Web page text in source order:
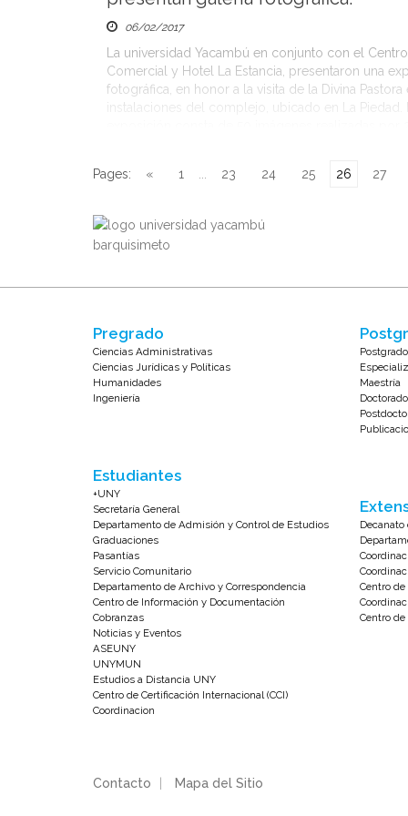
06/02/2017
La universidad Yacambú en conjunto con el Centro
Comercial y Hotel La Estancia, presentaron una
fotográfica, en honor a la visita de la Divina Pastora
instalaciones del complejo, ubicado en La Piedad.
Pages:
« 1 23 24 25 26 27
Pregrado
Ciencias Administrativas
Ciencias Jurídicas y Políticas
Humanidades
Ingeniería
Estudiantes
+UNY
Secretaría General
Departamento de Admisión y Control de Estudios
Graduaciones
Pasantías
Servicio Comunitario
Departamento de Archivo y Correspondencia
Centro de Información y Documentación
Cobranzas
Noticias y Eventos
ASEUNY
UNYMUN
Estudios a Distancia UNY
Centro de Certificación Internacional (CCI)
Coordinacion
Maestría
Centro
Centro
Contacto | Mapa del Sitio